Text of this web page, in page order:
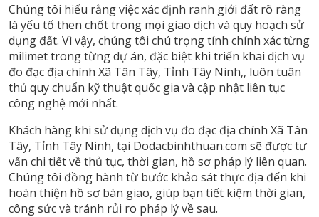
Chúng tôi hiểu rằng việc xác định ranh giới đất rõ ràng
là yếu tố then chốt trong mọi giao dịch và quy hoạch sử
dụng đất. Vì vậy, chúng tôi chú trọng tính chính xác từng
milimet trong từng dự án, đặc biệt khi triển khai dịch vụ
đo đạc địa chính Xã Tân Tây, Tỉnh Tây Ninh,, luôn tuân
thủ quy chuẩn kỹ thuật quốc gia và cập nhật liên tục
công nghệ mới nhất.
Khách hàng khi sử dụng dịch vụ đo đạc địa chính Xã Tân
Tây, Tỉnh Tây Ninh, tại Dodacbinhthuan.com sẽ được tư
vấn chi tiết về thủ tục, thời gian, hồ sơ pháp lý liên quan.
Chúng tôi đồng hành từ bước khảo sát thực địa đến khi
hoàn thiện hồ sơ bàn giao, giúp bạn tiết kiệm thời gian,
công sức và tránh rủi ro pháp lý về sau.